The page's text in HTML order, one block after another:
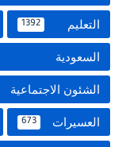
التعليم 1392
السعودية
الشئون الاجتماعية
العسيرات 673